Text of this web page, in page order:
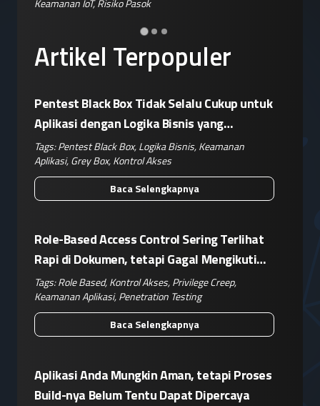
Artikel Terpopuler
Pentest Black Box Tidak Selalu Cukup untuk
Aplikasi dengan Logika Bisnis yang
Kompleks
Tags:Pentest Black Box,Logika Bisnis,Keamanan
Aplikasi,Grey Box,Kontrol Akses
Baca Selengkapnya
Role-Based Access Control Sering Terlihat
Rapi di Dokumen, tetapi Gagal Mengikuti
Operasional Nyata
Tags:Role Based,Kontrol Akses,Privilege Creep,
Keamanan Aplikasi,Penetration Testing
Baca Selengkapnya
Aplikasi Anda Mungkin Aman, tetapi Proses
Build-nya Belum Tentu Dapat Dipercaya
Keamanan IoT,Risiko Pasok